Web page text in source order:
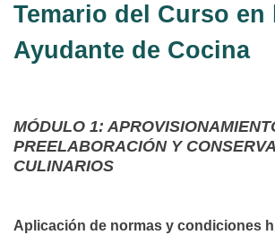
Temario del Curso en
Ayudante de Cocina
MÓDULO 1:
PREELABORACIÓN Y
CULINARIOS
Aplicación de normas y condiciones